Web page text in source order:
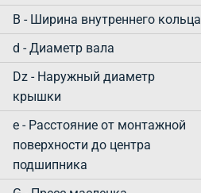
B - Ширина внутреннего кольца
d - Диаметр вала
Dz - Наружный диаметр
крышки
e - Расстояние от монтажной
поверхности до центра
подшипника